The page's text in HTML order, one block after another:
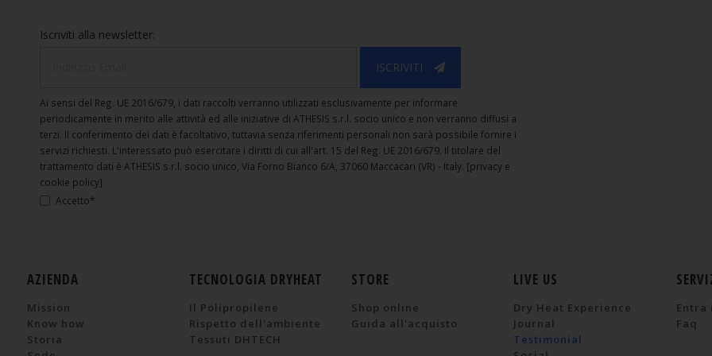
Iscriviti alla newsletter:
ISCRIVITI
Ai sensi del Reg. UE 2016/679, i dati raccolti verranno utilizzati esclusivamente per informare
periodicamente in merito alle attività ed alle iniziative di ATHESIS s.r.l. socio unico e non verranno diffusi a
terzi. Il conferimento dei dati è facoltativo, tuttavia senza riferimenti personali non sarà possibile fornire i
servizi richiesti. L'interessato può esercitare i diritti di cui all'art. 15 del Reg. UE 2016/679. Il titolare del
trattamento dati è ATHESIS s.r.l. socio unico, Via Forno Bianco 6/A, 37060 Maccacari (VR) - Italy. [privacy e
cookie policy]
Accetto*
AZIENDA
Mission
Know how
Storia
TECNOLOGIA DRYHEAT
Il Polipropilene
Rispetto dell'ambiente
Tessuti DHTECH
STORE
Shop online
Guida all'acquisto
LIVE US
Dry Heat Experience
Journal
Testimonial
Entra
Faq